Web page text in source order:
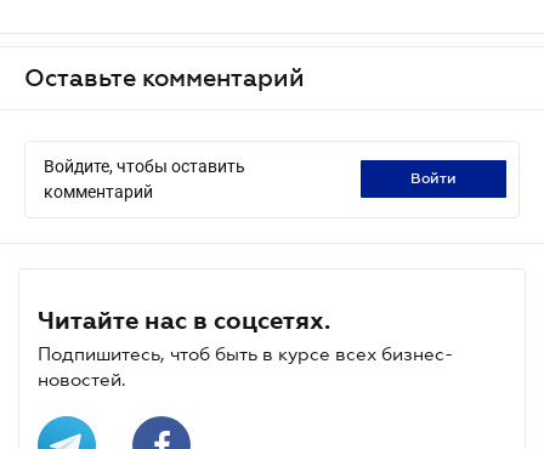
Оставьте комментарий
Войдите, чтобы оставить
комментарий
войти
Читайте нас в соцсетях.
Подпишитесь, чтоб быть в курсе всех бизнес-
новостей.